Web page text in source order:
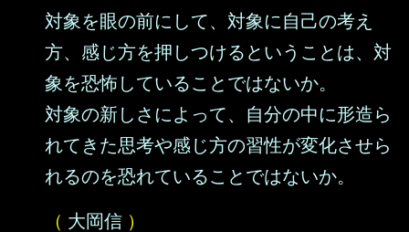
対象を眼の前にして、対象に自己の考え
方、感じ方を押しつけるということは、対
象を恐怖していることではないか。
対象の新しさによって、自分の中に形造ら
れてきた思考や感じ方の習性が変化させら
れるのを恐れていることではないか。
（ 大岡信 ）